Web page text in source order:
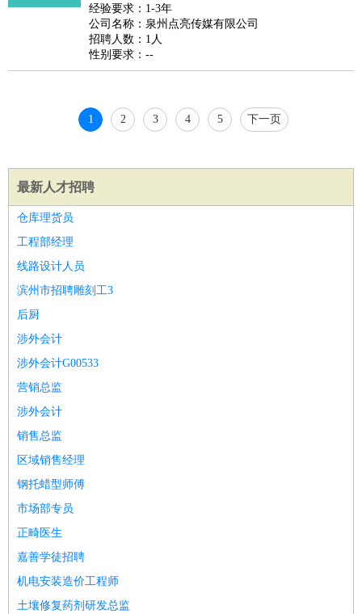
睡员 狗粮试吃员 手模
酒师
经验要求：1-3年
公司名称：泉州点亮传媒有限公司
招聘人数：1人
性别要求：--
1 2 3 4 5 下一页
最新人才招聘
仓库理货员
工程部经理
线路设计人员
滨州市招聘雕刻工3
后厨
涉外会计
涉外会计G00533
营销总监
涉外会计
销售总监
区域销售经理
钢托蜡型师傅
市场部专员
正畸医生
嘉善学徒招聘
机电安装造价工程师
土壤修复药剂研发总监